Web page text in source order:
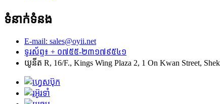
ទំនាក់ទំនង
E-mail: sales@oyii.net
ទូរស័ព្ទ៖ + ០៧៥៥-២៣១៧៩៥៤១
យូនីត R, 16/F., Kings Wing Plaza 2, 1 On Kwan Street,